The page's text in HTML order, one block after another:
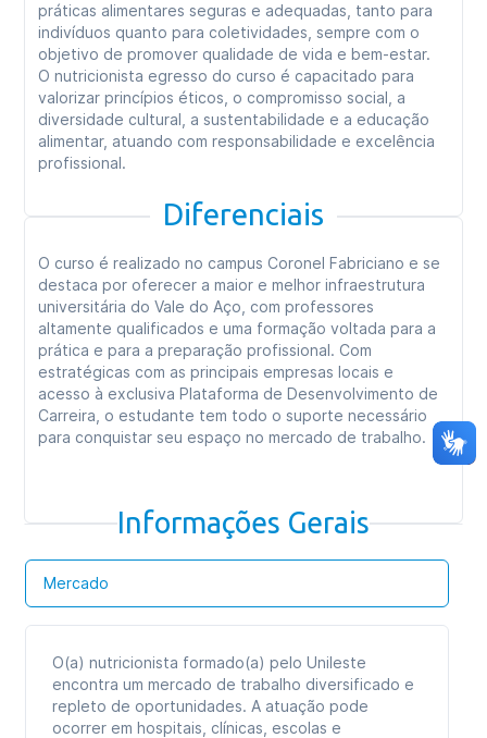
práticas alimentares seguras e adequadas, tanto para
indivíduos quanto para coletividades, sempre com o
objetivo de promover qualidade de vida e bem-estar.
O nutricionista egresso do curso é capacitado para
valorizar princípios éticos, o compromisso social, a
diversidade cultural, a sustentabilidade e a educação
alimentar, atuando com responsabilidade e excelência
profissional.
Diferenciais
O curso é realizado no campus Coronel Fabriciano e se
destaca por oferecer a maior e melhor infraestrutura
universitária do Vale do Aço, com professores
altamente qualificados e uma formação voltada para a
prática e para a preparação profissional. Com
estratégicas com as principais empresas locais e
acesso à exclusiva Plataforma de Desenvolvimento de
Carreira, o estudante tem todo o suporte necessário
para conquistar seu espaço no mercado de trabalho.
Informações Gerais
Mercado
O(a) nutricionista formado(a) pelo Unileste
encontra um mercado de trabalho diversificado e
repleto de oportunidades. A atuação pode
ocorrer em hospitais, clínicas, escolas e